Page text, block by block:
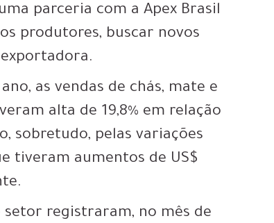
parceria com a Apex Brasil
produtores, buscar novos
as vendas de chás, mate e
alta de 19,8% em relação
sobretudo, pelas variações
tiveram aumentos de US$
registraram, no mês de